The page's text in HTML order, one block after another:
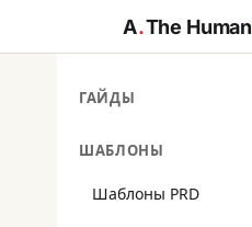
A.The Human
ГАЙДЫ
ШАБЛОНЫ
Шаблоны PRD